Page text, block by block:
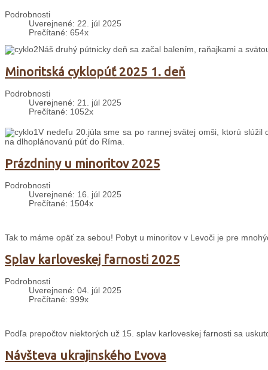
Podrobnosti
Uverejnené: 22. júl 2025
Prečítané: 654x
Náš druhý pútnicky deň sa začal balením, raňajkami a
Minoritská cyklopúť 2025 1. deň
Podrobnosti
Uverejnené: 21. júl 2025
Prečítané: 1052x
V nedeľu 20.júla sme sa po rannej svätej omši, ktorú slúžil
na dlhoplánovanú púť do Ríma.
Prázdniny u minoritov 2025
Podrobnosti
Uverejnené: 16. júl 2025
Prečítané: 1504x
Tak to máme opäť za sebou! Pobyt u minoritov v Levoči je pre
Splav karloveskej farnosti 2025
Podrobnosti
Uverejnené: 04. júl 2025
Prečítané: 999x
Podľa prepočtov niektorých už 15. splav karloveskej farnosti sa
Návšteva ukrajinského Ľvova